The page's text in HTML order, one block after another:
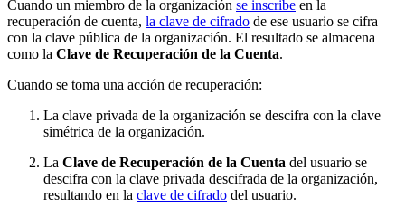
Cuando un miembro de la organización se inscribe en la
recuperación de cuenta, la clave de cifrado de ese usuario se cifra
con la clave pública de la organización. El resultado se almacena
como la Clave de Recuperación de la Cuenta.
Cuando se toma una acción de recuperación:
La clave privada de la organización se descifra con la clave
simétrica de la organización.
La Clave de Recuperación de la Cuenta del usuario se
descifra con la clave privada descifrada de la organización,
resultando en la clave de cifrado del usuario.